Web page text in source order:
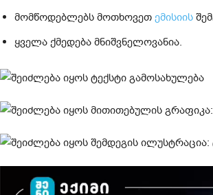
მომწოდებლებს მოთხოვეთ ემისიის
ყველა ქმედება მნიშვნელოვანია.